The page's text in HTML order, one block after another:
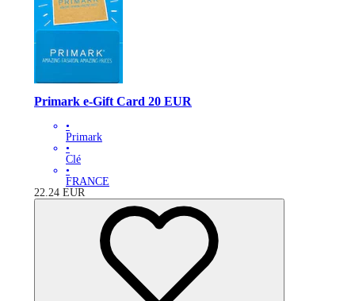
Primark e-Gift Card 20 EUR
•
Primark
•
Clé
•
FRANCE
22.24 EUR